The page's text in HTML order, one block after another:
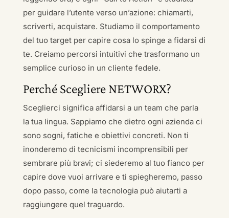
per guidare l’utente verso un’azione: chiamarti,
scriverti, acquistare. Studiamo il comportamento
del tuo target per capire cosa lo spinge a fidarsi di
te. Creiamo percorsi intuitivi che trasformano un
semplice curioso in un cliente fedele.
Perché Scegliere NETWORX?
Sceglierci significa affidarsi a un team che parla
la tua lingua. Sappiamo che dietro ogni azienda ci
sono sogni, fatiche e obiettivi concreti. Non ti
inonderemo di tecnicismi incomprensibili per
sembrare più bravi; ci siederemo al tuo fianco per
capire dove vuoi arrivare e ti spiegheremo, passo
dopo passo, come la tecnologia può aiutarti a
raggiungere quel traguardo.